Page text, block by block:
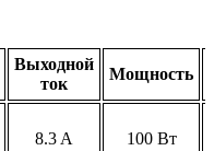
Выходной
ток
Мощность
8.3 A 100 Вт